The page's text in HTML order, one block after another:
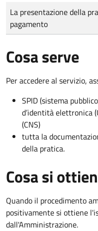
Tipo di pagamento
Importo
La presentazione della
pagamento
Cosa serve
Per accedere al servizio,
SPID (sistema
d’identità elettronica
(CNS)
tutta la
della pratica.
Cosa si
Quando il procedimento
positivamente si ottiene
dall'Amministrazione.